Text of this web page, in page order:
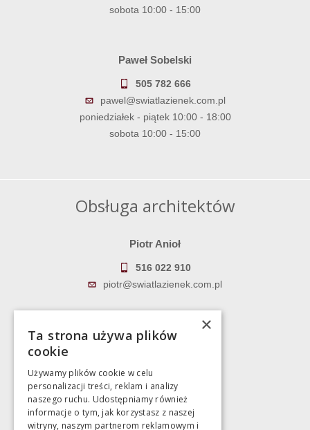
sobota 10:00 - 15:00
Paweł Sobelski
505 782 666
pawel@swiatlazienek.com.pl
poniedziałek - piątek 10:00 - 18:00
sobota 10:00 - 15:00
Obsługa architektów
Piotr Anioł
516 022 910
piotr@swiatlazienek.com.pl
783 043 083
Magazyn
×
Ta strona używa plików
cookie
Używamy plików cookie w celu
personalizacji treści, reklam i analizy
naszego ruchu. Udostępniamy również
informacje o tym, jak korzystasz z naszej
witryny, naszym partnerom reklamowym i